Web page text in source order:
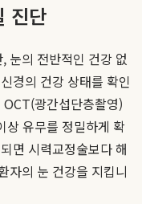
진단
눈의 전반적인 건강 없
경의 건강 상태를 확인
광간섭단층촬영)
상 유무를 정밀하게 확
면 시력교정술보다 해
자의 눈 건강을 지킵니